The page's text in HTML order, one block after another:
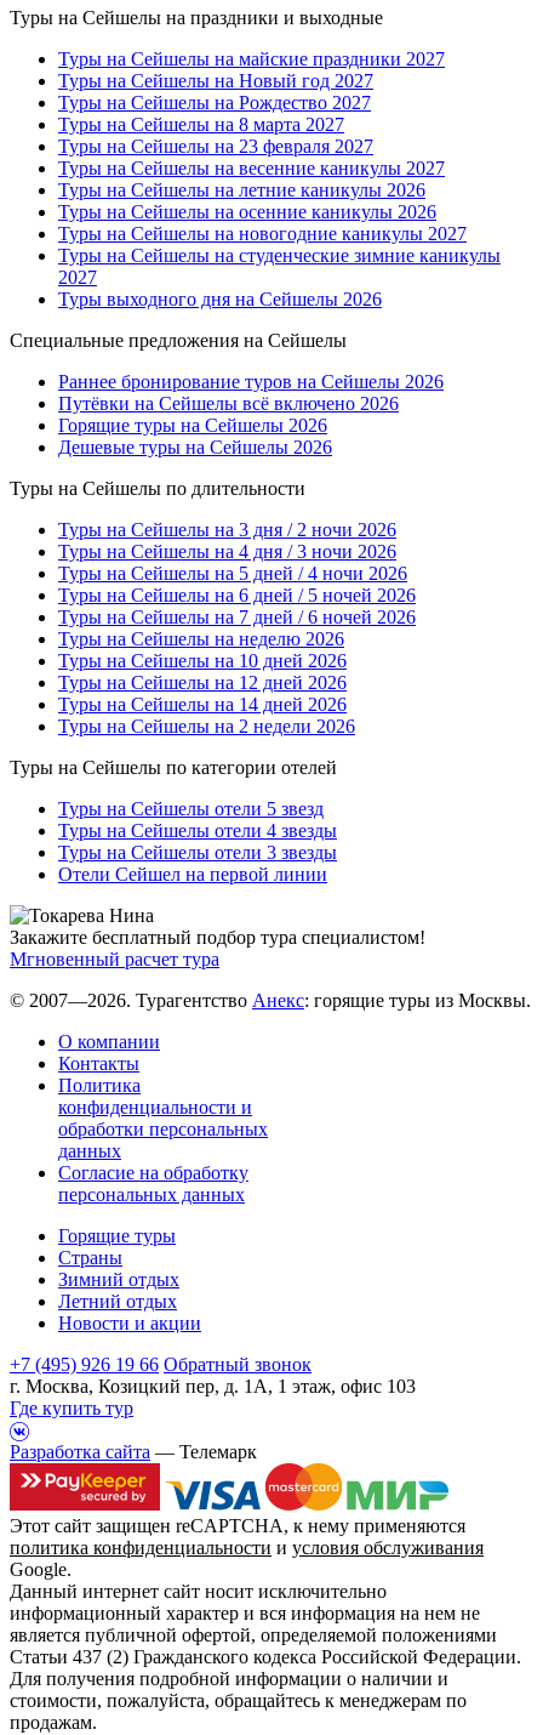
Туры на Сейшелы на праздники и выходные
Туры на Сейшелы на майские праздники 2027
Туры на Сейшелы на Новый год 2027
Туры на Сейшелы на Рождество 2027
Туры на Сейшелы на 8 марта 2027
Туры на Сейшелы на 23 февраля 2027
Туры на Сейшелы на весенние каникулы 2027
Туры на Сейшелы на летние каникулы 2026
Туры на Сейшелы на осенние каникулы 2026
Туры на Сейшелы на новогодние каникулы 2027
Туры на Сейшелы на студенческие зимние каникулы
2027
Туры выходного дня на Сейшелы 2026
Специальные предложения на Сейшелы
Раннее бронирование туров на Сейшелы 2026
Путёвки на Сейшелы всё включено 2026
Горящие туры на Сейшелы 2026
Дешевые туры на Сейшелы 2026
Туры на Сейшелы по длительности
Туры на Сейшелы на 3 дня / 2 ночи 2026
Туры на Сейшелы на 4 дня / 3 ночи 2026
Туры на Сейшелы на 5 дней / 4 ночи 2026
Туры на Сейшелы на 6 дней / 5 ночей 2026
Туры на Сейшелы на 7 дней / 6 ночей 2026
Туры на Сейшелы на неделю 2026
Туры на Сейшелы на 10 дней 2026
Туры на Сейшелы на 12 дней 2026
Туры на Сейшелы на 14 дней 2026
Туры на Сейшелы на 2 недели 2026
Туры на Сейшелы по категории отелей
Туры на Сейшелы отели 5 звезд
Туры на Сейшелы отели 4 звезды
Туры на Сейшелы отели 3 звезды
Отели Сейшел на первой линии
Закажите бесплатный подбор тура специалистом!
Мгновенный расчет тура
© 2007—2026. Турагентство Анекс: горящие туры из Москвы.
О компании
Контакты
Политика
конфиденциальности и
обработки персональных
данных
Согласие на обработку
персональных данных
Горящие туры
Страны
Зимний отдых
Летний отдых
Новости и акции
+7 (495) 926 19 66 Обратный звонок
г. Москва, Козицкий пер, д. 1А, 1 этаж, офис 103
Где купить тур
Разработка сайта — Телемарк
Этот сайт защищен reCAPTCHA, к нему применяются
политика конфиденциальности и условия обслуживания
Google.
Данный интернет сайт носит исключительно
информационный характер и вся информация на нем не
является публичной офертой, определяемой положениями
Статьи 437 (2) Гражданского кодекса Российской Федерации.
Для получения подробной информации о наличии и
стоимости, пожалуйста, обращайтесь к менеджерам по
продажам.